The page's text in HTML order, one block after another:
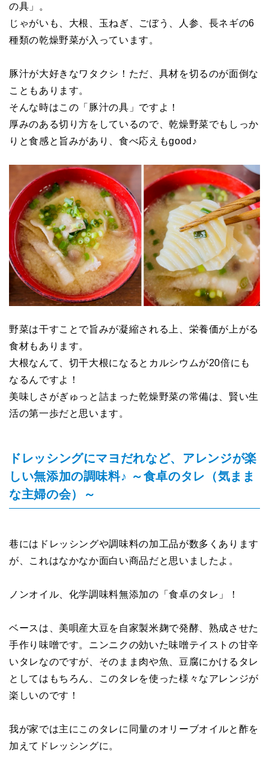
の具」。
じゃがいも、大根、玉ねぎ、ごぼう、人参、長ネギの6
種類の乾燥野菜が入っています。
豚汁が大好きなワタクシ！ただ、具材を切るのが面倒な
こともあります。
そんな時はこの「豚汁の具」ですよ！
厚みのある切り方をしているので、乾燥野菜でもしっか
りと食感と旨みがあり、食べ応えもgood♪
野菜は干すことで旨みが凝縮される上、栄養価が上がる
食材もあります。
大根なんて、切干大根になるとカルシウムが20倍にも
なるんですよ！
美味しさがぎゅっと詰まった乾燥野菜の常備は、賢い生
活の第一歩だと思います。
ドレッシングにマヨだれなど、アレンジが楽
しい無添加の調味料♪ ～食卓のタレ（気まま
な主婦の会）～
巷にはドレッシングや調味料の加工品が数多くあります
が、これはなかなか面白い商品だと思いましたよ。
ノンオイル、化学調味料無添加の「食卓のタレ」！
ベースは、美唄産大豆を自家製米麹で発酵、熟成させた
手作り味噌です。ニンニクの効いた味噌テイストの甘辛
いタレなのですが、そのまま肉や魚、豆腐にかけるタレ
としてはもちろん、このタレを使った様々なアレンジが
楽しいのです！
我が家では主にこのタレに同量のオリーブオイルと酢を
加えてドレッシングに。